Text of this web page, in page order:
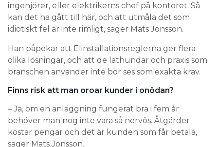
ingenjörer, eller elektrikerns chef på kontoret. Så
kan det ha gått till här, och att utmåla det som
idiotiskt fel är inte rimligt, säger Mats Jonsson.
Han påpekar att Elinstallationsreglerna ger flera
olika lösningar, och att de lathundar och praxis som
branschen använder inte bör ses som exakta krav.
Finns risk att man oroar kunder i onödan?
– Ja, om en anläggning fungerat bra i fem år
behöver man nog inte vara så nervös. Åtgärder
kostar pengar och det är kunden som får betala,
säger Mats Jonsson.